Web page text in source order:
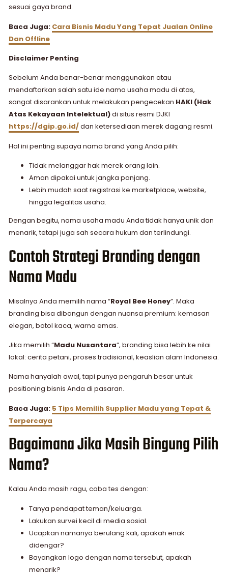
sesuai gaya brand.
Baca Juga: Cara Bisnis Madu​ Yang Tepat Jualan Online
Dan Offline
Disclaimer Penting
Sebelum Anda benar-benar menggunakan atau
mendaftarkan salah satu ide nama usaha madu di atas,
sangat disarankan untuk melakukan pengecekan HAKI (Hak
Atas Kekayaan Intelektual)di situs resmi DJKI
https://dgip.go.id/dan ketersediaan merek dagang resmi.
Hal ini penting supaya nama brand yang Anda pilih:
Tidak melanggar hak merek orang lain.
Aman dipakai untuk jangka panjang.
Lebih mudah saat registrasi ke marketplace, website,
hingga legalitas usaha.
Dengan begitu, nama usaha madu Anda tidak hanya unik dan
menarik, tetapi juga sah secara hukum dan terlindungi.
Contoh Strategi Branding dengan
Nama Madu
Misalnya Anda memilih nama “Royal Bee Honey”. Maka
branding bisa dibangun dengan nuansa premium: kemasan
elegan, botol kaca, warna emas.
Jika memilih “Madu Nusantara”, branding bisa lebih ke nilai
lokal: cerita petani, proses tradisional, keaslian alam Indonesia.
Nama hanyalah awal, tapi punya pengaruh besar untuk
positioning bisnis Anda di pasaran.
Baca Juga: 5 Tips Memilih Supplier Madu yang Tepat &
Terpercaya
Bagaimana Jika Masih Bingung Pilih
Nama?
Kalau Anda masih ragu, coba tes dengan:
Tanya pendapat teman/keluarga.
Lakukan survei kecil di media sosial.
Ucapkan namanya berulang kali, apakah enak
didengar?
Bayangkan logo dengan nama tersebut, apakah
menarik?